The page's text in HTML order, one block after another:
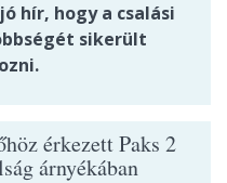
hír, hogy a csalási
sikerült
érkezett Paks 2
árnyékában